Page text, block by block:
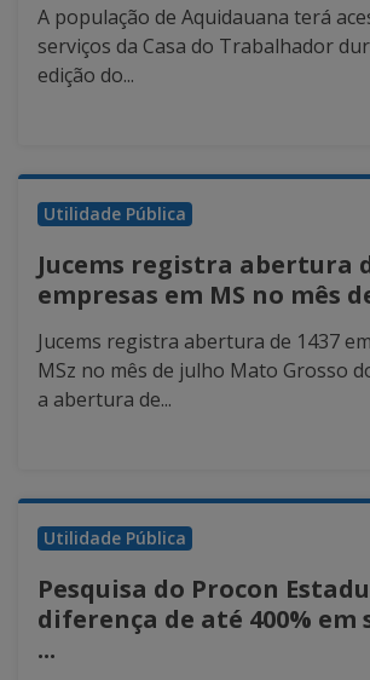
A população de Aquidauana terá
serviços da Casa do Trabalhador
edição do...
Utilidade Pública
Jucems registra abertura
empresas em MS no mês
Jucems registra abertura de 1437
MSz no mês de julho Mato Grosso
a abertura de...
Utilidade Pública
Pesquisa do Procon
diferença de até 400% em
...